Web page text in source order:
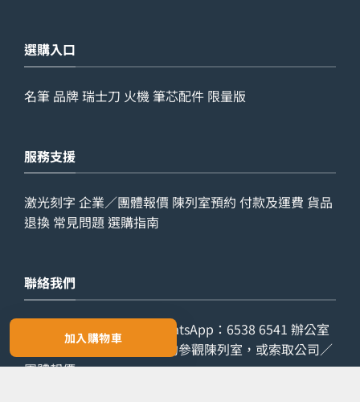
加入購物車
選購入口
名筆 品牌瑞士刀 火機 筆芯配件 限量版
服務支援
激光刻字 企業／團體報價 陳列室預約 付款及運費 貨品
退換 常見問題 選購指南
聯絡我們
查詢電話： 9029 7975 WhatsApp： 6538 6541 辦公室
2861 8762 歡迎預約參觀陳列室，或索取公司／
團體報價。